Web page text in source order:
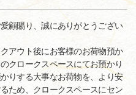
顧賜り、誠にありがとうござい
アウト後にお客様のお荷物預か
クロークスペースにてお預かり
りする大事なお荷物を、より安
ため、クロークスペースにセン